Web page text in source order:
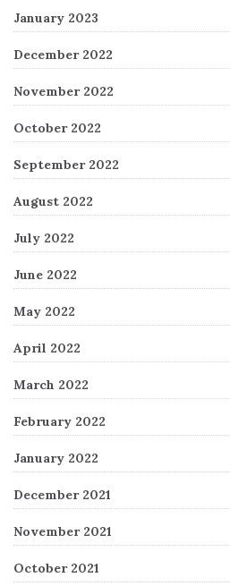
January 2023
December 2022
November 2022
October 2022
September 2022
August 2022
July 2022
June 2022
May 2022
April 2022
March 2022
February 2022
January 2022
December 2021
November 2021
October 2021